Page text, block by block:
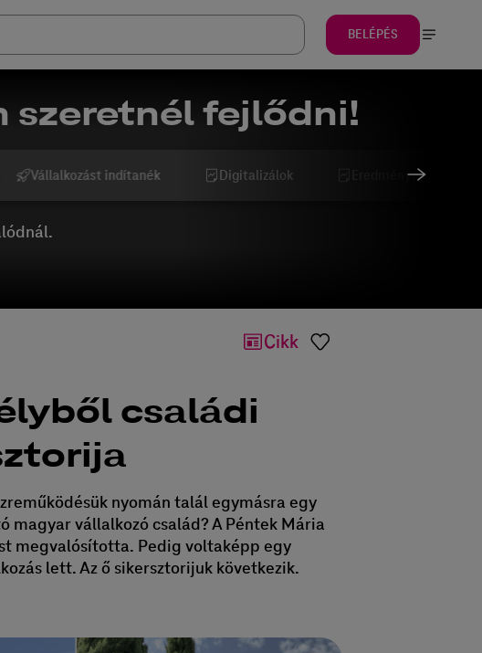
BELÉPÉS
szeretnél fejlődni!
Vállalkozást indítanék Digitalizálok Eredményesebb
Cikk
családi
nyomán talál egymásra egy
magyar vállalkozó család? A Péntek Mária
megvalósította. Pedig voltaképp egy
lett. Az ő sikersztorijuk következik.